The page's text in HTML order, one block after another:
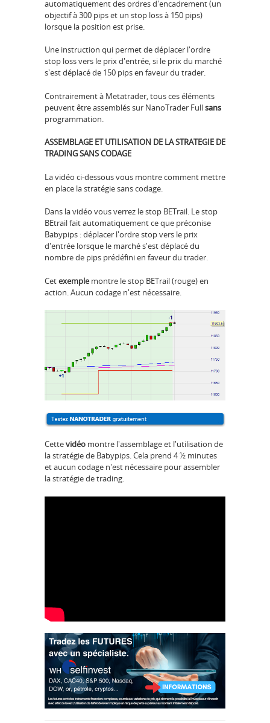
automatiquement des ordres d'encadrement (un
objectif à 300 pips et un stop loss à 150 pips)
lorsque la position est prise.
Une instruction qui permet de déplacer l'ordre
stop loss vers le prix d'entrée, si le prix du marché
s'est déplacé de 150 pips en faveur du trader.
Contrairement à Metatrader, tous ces éléments
peuvent être assemblés sur NanoTrader Fullsans
programmation.
ASSEMBLAGE ET UTILISATION DE LA STRATEGIE DE
TRADING SANS CODAGE
La vidéo ci-dessous vous montre comment mettre
en place la stratégie sans codage.
Dans la vidéo vous verrez le stop BETrail. Le stop
BEtrail fait automatiquement ce que préconise
Babypips : déplacer l'ordre stop vers le prix
d'entrée lorsque le marché s'est déplacé du
nombre de pips prédéfini en faveur du trader.
Cetexemplemontre le stop BETrail (rouge) en
action. Aucun codage n'est nécessaire.
Cettevidéo montre l'assemblage et l'utilisation de
la stratégie de Babypips. Cela prend 4 ½ minutes
et aucun codage n'est nécessaire pour assembler
la stratégie de trading.